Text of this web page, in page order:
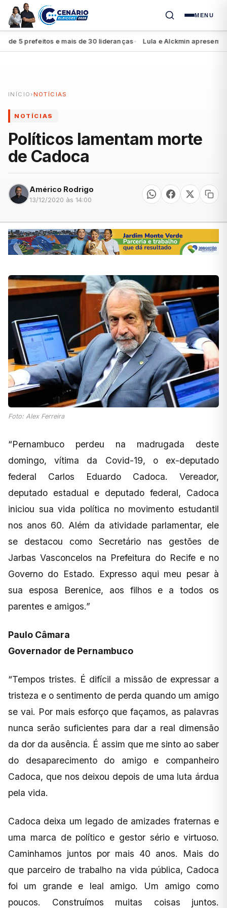
MENU
e mais de 30 lideranças● Lula e Alckmin apresentam
INÍCIO › NOTÍCIAS
NOTÍCIAS
Políticos lamentam morte
de Cadoca
Américo Rodrigo
13/12/2020 às 14:00
Foto: Alex Ferreira
“Pernambuco perdeu na madrugada deste
domingo, vítima da Covid-19, o ex-deputado
federal Carlos Eduardo Cadoca. Vereador,
deputado estadual e deputado federal, Cadoca
iniciou sua vida política no movimento estudantil
nos anos 60. Além da atividade parlamentar, ele
se destacou como Secretário nas gestões de
Jarbas Vasconcelos na Prefeitura do Recife e no
Governo do Estado. Expresso aqui meu pesar à
sua esposa Berenice, aos filhos e a todos os
parentes e amigos.”
Paulo Câmara
Governador de Pernambuco
“Tempos tristes. É difícil a missão de expressar a
tristeza e o sentimento de perda quando um amigo
se vai. Por mais esforço que façamos, as palavras
nunca serão suficientes para dar a real dimensão
da dor da ausência. É assim que me sinto ao saber
do desaparecimento do amigo e companheiro
Cadoca, que nos deixou depois de uma luta árdua
pela vida.
Cadoca deixa um legado de amizades fraternas e
uma marca de político e gestor sério e virtuoso.
Caminhamos juntos por mais 40 anos. Mais do
que parceiro de trabalho na vida pública, Cadoca
foi um grande e leal amigo. Um amigo como
poucos. Construímos muitas coisas juntos.